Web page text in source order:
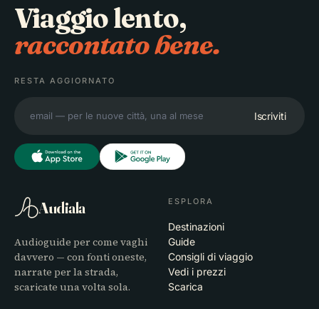
Viaggio lento,
raccontato bene.
RESTA AGGIORNATO
Iscriviti
Audiala
Audioguide per come vaghi
davvero — con fonti oneste,
narrate per la strada,
scaricate una volta sola.
ESPLORA
Destinazioni
Guide
Consigli di viaggio
Vedi i prezzi
Scarica